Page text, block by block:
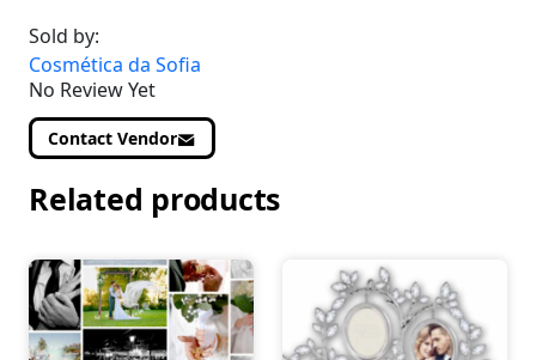
Sold by:
Cosmética da Sofia
No Review Yet
Contact Vendor
Related products